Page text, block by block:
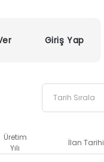
Giriş Yap
Üretim
Yılı
İlan Tarihi